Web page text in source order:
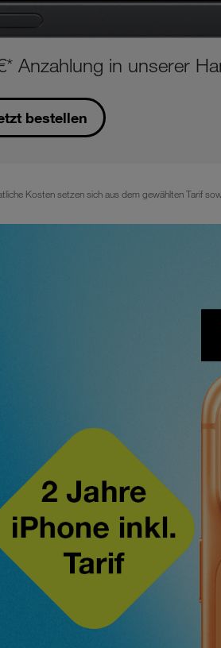
Anzahlung in unserer
bestellen
Kosten setzen sich aus dem gewählten Tarif